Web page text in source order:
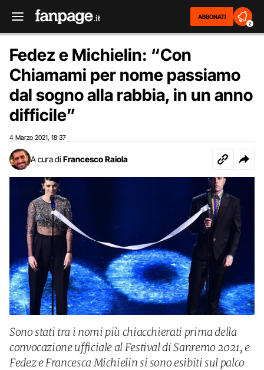
ABBONATI
2
Fedez e Michielin: “Con
Chiamami per nome passiamo
dal sogno alla rabbia, in un anno
difficile”
4 Marzo 2021 18:37
A cura di Francesco Raiola
Sono stati tra i nomi più chiacchierati prima della
convocazione ufficiale al Festival di Sanremo 2021, e
Fedez e Francesca Michielin si sono esibiti sul palco